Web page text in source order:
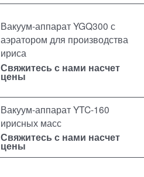
Вакуум-аппарат YGQ300 с
аэратором для производства
ириса
Свяжитесь с нами насчет
цены
Вакуум-аппарат YTC-160
ирисных масс
Свяжитесь с нами насчет
цены